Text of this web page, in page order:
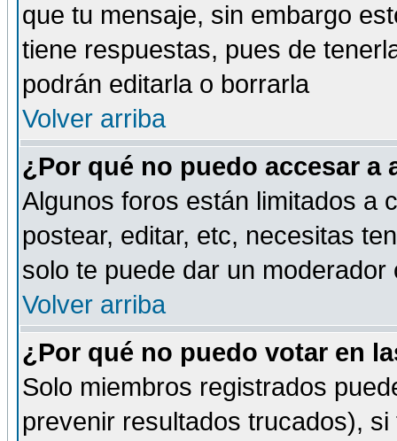
que tu mensaje, sin embargo
tiene respuestas, pues de
podrán editarla o borrarla
Volver arriba
¿Por qué no puedo accesar a
Algunos foros están limitados a
postear, editar, etc, necesitas
solo te puede dar un
Volver arriba
¿Por qué no puedo votar en
Solo miembros registrados
prevenir resultados trucados),